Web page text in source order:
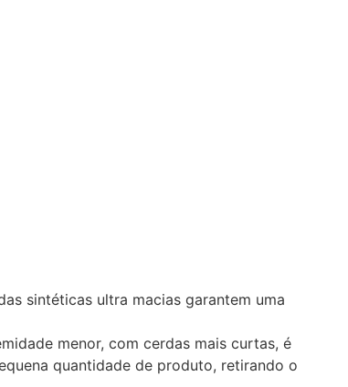
sintéticas ultra macias garantem uma
menor, com cerdas mais curtas, é
quantidade de produto, retirando o